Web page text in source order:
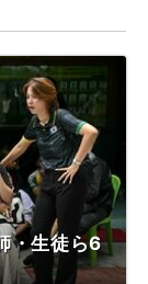
・生徒ら6